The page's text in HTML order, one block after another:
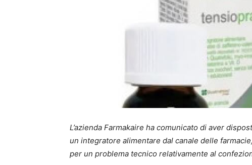
L’azienda Farmakaire ha comunicato di aver
un integratore alimentare dal canale delle
per un problema tecnico relativamente al